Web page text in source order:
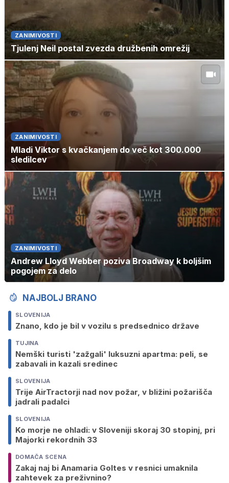
ZANIMIVOSTI
Tjulenj Neil postal zvezda družbenih omrežij
ZANIMIVOSTI
Mladi Viktor s kvačkanjem do več kot 300.000
sledilcev
ZANIMIVOSTI
Andrew Lloyd Webber poziva Broadway k boljšim
pogojem za delo
NAJBOLJ BRANO
SLOVENIJA
Znano, kdo je bil v vozilu s predsednico države
TUJINA
Nemški turisti 'zažgali' luksuzni apartma: peli, se
zabavali in kazali sredinec
SLOVENIJA
Trije AirTractorji nad nov požar, v bližini požarišča
jadrali padalci
SLOVENIJA
Ko morje ne ohladi: v Sloveniji skoraj 30 stopinj, pri
Majorki rekordnih 33
DOMAČA SCENA
Zakaj naj bi Anamaria Goltes v resnici umaknila
zahtevek za preživnino?